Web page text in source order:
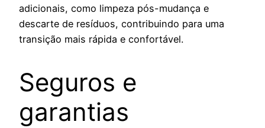
adicionais, como limpeza pós-mudança e
descarte de resíduos, contribuindo para uma
transição mais rápida e confortável.
Seguros e
garantias